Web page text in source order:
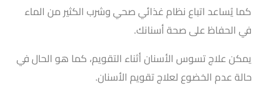
كما يُساعد اتباع نظام غذائي صحي وشرب الكثير من الماء
في الحفاظ على صحة أسنانك.
يمكن علاج تسوس الأسنان أثناء التقويم، كما هو الحال في
حالة عدم الخضوع لعلاج تقويم الأسنان.